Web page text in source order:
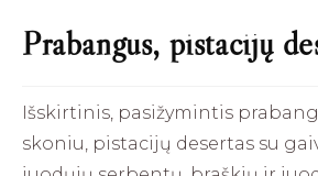
Prabangus, pistacijų
Išskirtinis, pasižymintis
skoniu, pistacijų desertas su